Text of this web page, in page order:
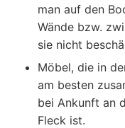
man auf den
Wände bzw.
sie nicht
Möbel, die in
am besten
bei Ankunft an
Fleck ist.